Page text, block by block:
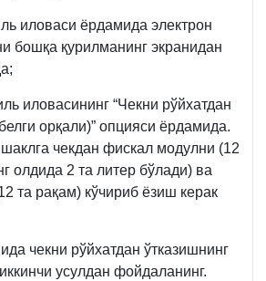
иловаси ёрдамида электрон
бошқа қурилманинг экранидан
иловасининг “Чекни рўйхатдан
орқали)” опцияси ёрдамида.
чекдан фискал модулни (12
олдида 2 та литер бўлади) ва
та рақам) кўчириб ёзиш керак
чекни рўйхатдан ўтказишнинг
усулдан фойдаланинг.